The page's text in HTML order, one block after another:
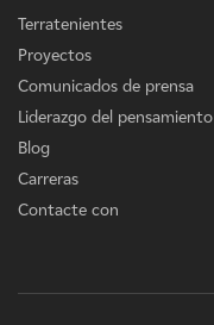
Terratenientes
Proyectos
Comunicados de prensa
Liderazgo del pensamiento
Blog
Carreras
Contacte con